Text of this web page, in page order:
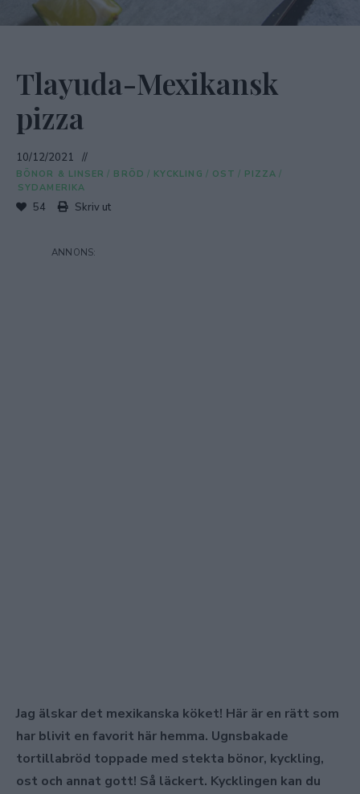
Tlayuda-Mexikansk
pizza
10/12/2021
BÖNOR & LINSER / BRÖD / KYCKLING / OST / PIZZA /
SYDAMERIKA
54 Skriv ut
Jag älskar det mexikanska köket! Här är en rätt som
har blivit en favorit här hemma. Ugnsbakade
tortillabröd toppade med stekta bönor, kyckling,
ost och annat gott! Så läckert. Kycklingen kan du